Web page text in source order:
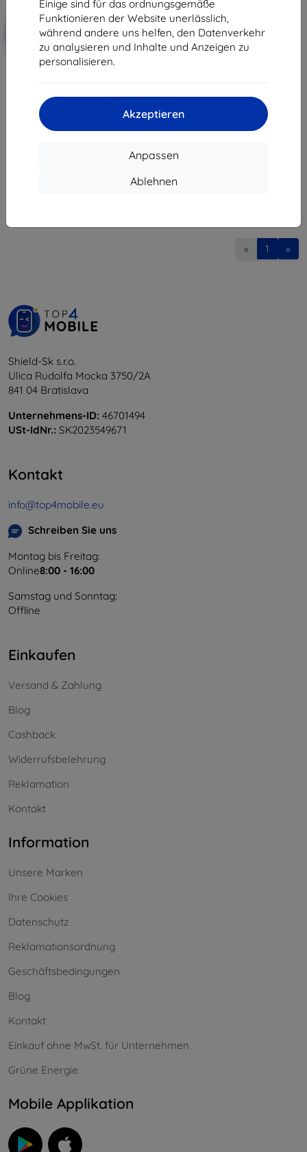
Einige sind für das ordnungsgemäße
Funktionieren der Website unerlässlich,
während andere uns helfen, den Datenverkehr
zu analysieren und Inhalte und Anzeigen zu
personalisieren.
Akzeptieren
Anpassen
Ablehnen
Rabatt
mit
Gutschein
EXTRA10
3MK FlexibleGlass Nokia X30
9,81 €
Auf Lager 1 Stk.
« 1 »
Shield-Sk s.r.o.
Ulica Rudolfa Mocka 3750/2A
841 04 Bratislava
Unternehmens-ID: 46701494
USt-IdNr.: SK2023549671
Kontakt
info@top4mobile.eu
Schreiben Sie uns
Montag bis Freitag:
Online8:00 - 16:00
Samstag und Sonntag:
Offline
Einkaufen
Versand & Zahlung
Blog
Cashback
Widerrufsbelehrung
Reklamation
Kontakt
Information
Unsere Marken
Ihre Cookies
Datenschutz
Reklamationsordnung
Geschäftsbedingungen
Blog
Kontakt
Einkauf ohne MwSt. für Unternehmen
Grüne Energie
Mobile Applikation